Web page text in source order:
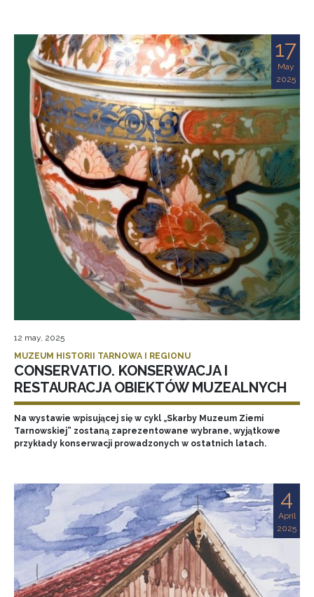
17
May
2025
12 may, 2025
MUZEUM HISTORII TARNOWA I REGIONU
CONSERVATIO. KONSERWACJA I
RESTAURACJA OBIEKTÓW MUZEALNYCH
Na wystawie wpisującej się w cykl „Skarby Muzeum Ziemi
Tarnowskiej” zostaną zaprezentowane wybrane, wyjątkowe
przykłady konserwacji prowadzonych w ostatnich latach.
4
April
2025